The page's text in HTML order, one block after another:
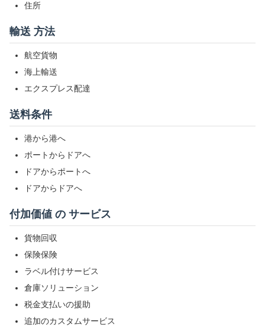
住所
輸送 方法
航空貨物
海上輸送
エクスプレス配達
送料条件
港から港へ
ポートからドアへ
ドアからポートへ
ドアからドアへ
付加価値 の サービス
貨物回収
保険保険
ラベル付けサービス
倉庫ソリューション
税金支払いの援助
追加のカスタムサービス